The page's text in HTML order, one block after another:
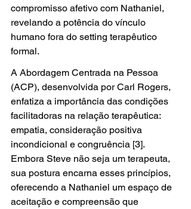
compromisso afetivo com Nathaniel,
revelando a potência do vínculo
humano fora do setting terapêutico
formal.
A Abordagem Centrada na Pessoa
(ACP), desenvolvida por Carl Rogers,
enfatiza a importância das condições
facilitadoras na relação terapêutica:
empatia, consideração positiva
incondicional e congruência [3].
Embora Steve não seja um terapeuta,
sua postura encarna esses princípios,
oferecendo a Nathaniel um espaço de
aceitação e compreensão que